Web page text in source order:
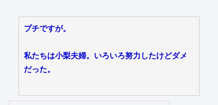
プチですが。
私たちは小梨夫婦。いろいろ努力したけどダメ
だった。